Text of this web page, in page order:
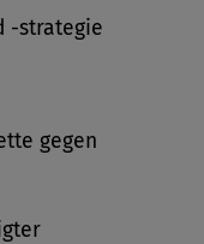
-strategie
gegen